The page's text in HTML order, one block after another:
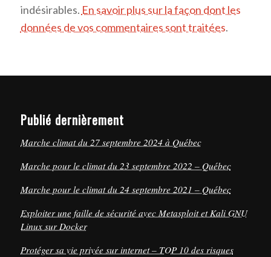
indésirables. En savoir plus sur la façon dont les
données de vos commentaires sont traitées.
Publié dernièrement
Marche climat du 27 septembre 2024 à Québec
Marche pour le climat du 23 septembre 2022 – Québec
Marche pour le climat du 24 septembre 2021 – Québec
Exploiter une faille de sécurité avec Metasploit et Kali GNU
Linux sur Docker
Protéger sa vie privée sur internet – TOP 10 des risques